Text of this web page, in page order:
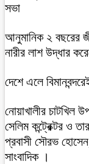
সভা
আনুমানিক ২ বছরের
নারীর লাশ উদ্ধার
দেশে এলে
নোয়াখালীর চাটখিল
সেলিম কন্ট্রেক্টর ও
প্রবাসী সৌরভ
সাংবাদিক ।